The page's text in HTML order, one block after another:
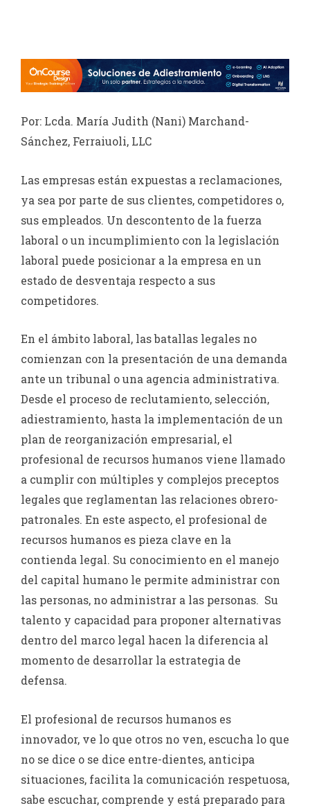
imagen
más
Por: Lcda. María Judith (Nani) Marchand-
Sánchez, Ferraiuoli, LLC
Las empresas están expuestas a reclamaciones,
ya sea por parte de sus clientes, competidores o,
sus empleados. Un descontento de la fuerza
laboral o un incumplimiento con la legislación
laboral puede posicionar a la empresa en un
estado de desventaja respecto a sus
competidores.
En el ámbito laboral, las batallas legales no
comienzan con la presentación de una demanda
ante un tribunal o una agencia administrativa.
Desde el proceso de reclutamiento, selección,
adiestramiento, hasta la implementación de un
plan de reorganización empresarial, el
profesional de recursos humanos viene llamado
a cumplir con múltiples y complejos preceptos
legales que reglamentan las relaciones obrero-
patronales. En este aspecto, el profesional de
recursos humanos es pieza clave en la
contienda legal. Su conocimiento en el manejo
del capital humano le permite administrar con
las personas, no administrar a las personas. Su
talento y capacidad para proponer alternativas
dentro del marco legal hacen la diferencia al
momento de desarrollar la estrategia de
defensa.
El profesional de recursos humanos es
innovador, ve lo que otros no ven, escucha lo que
no se dice o se dice entre-dientes, anticipa
situaciones, facilita la comunicación respetuosa,
sabe escuchar, comprende y está preparado para